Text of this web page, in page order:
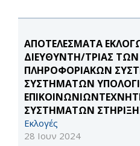
ΑΠΟΤΕΛΕΣΜΑΤΑ
ΔΙΕΥΘΥΝΤΗ/ΤΡΙΑΣ
ΠΛΗΡΟΦΟΡΙΑΚΩΝ
ΣΥΣΤΗΜΑΤΩΝ
ΣΥΣΤΗΜΑΤΩΝ
Εκλογές
28 Ιουν 2024